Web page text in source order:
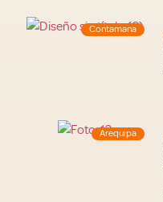
Contamana
Arequipa